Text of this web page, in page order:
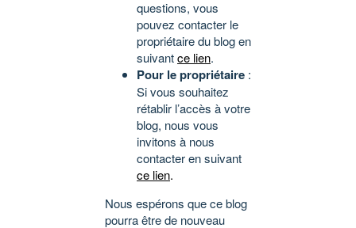
questions, vous
pouvez contacter le
propriétaire du blog en
suivantce lien.
Pour le propriétaire :
Si vous souhaitez
rétablir l’accès à votre
blog, nous vous
invitons à nous
contacter en suivant
ce lien.
Nous espérons que ce blog
pourra être de nouveau